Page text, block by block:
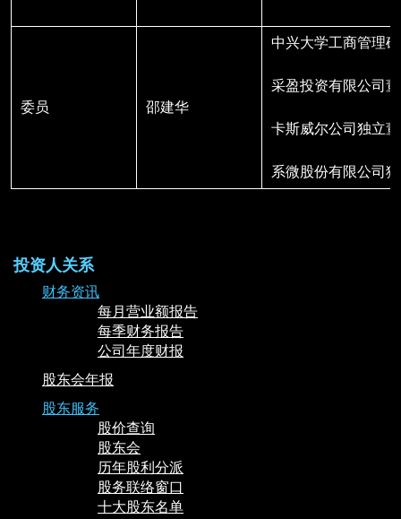
委员 邵建华
中兴大学工商管理
采盈投资有限公司
卡斯威尔公司独立
系微股份有限公司
投资人关系
财务资讯
每月营业额报告
每季财务报告
公司年度财报
股东会年报
股东服务
股价查询
股东会
历年股利分派
股务联络窗口
十大股东名单